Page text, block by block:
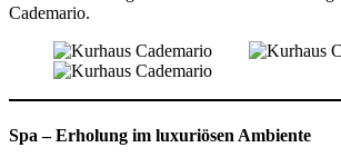
Cademario.
Spa – Erholung im luxuriösen Ambiente